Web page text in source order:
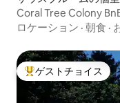
Coral Tree Colony
ロケーション · 朝食 ·
大好評のゲストチョイ
ゲストチョイス